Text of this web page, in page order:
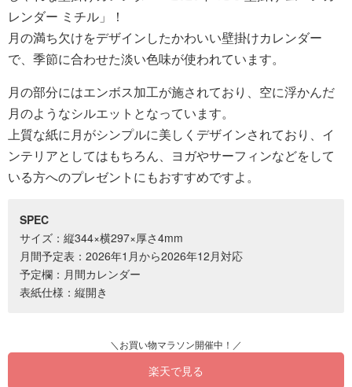
レンダー ミチル」！
月の満ち欠けをデザインしたかわいい壁掛けカレンダー
で、季節に合わせた淡い色味が使われています。
月の部分にはエンボス加工が施されており、空に浮かんだ
月のようなシルエットとなっています。
上質な紙に月がシンプルに美しくデザインされており、イ
ンテリアとしてはもちろん、ヨガやサーフィンなどをして
いる方へのプレゼントにもおすすめですよ。
SPEC
サイズ：縦344×横297×厚さ4mm
月間予定表：2026年1月から2026年12月対応
予定欄：月間カレンダー
表紙仕様：縦開き
楽天で見る